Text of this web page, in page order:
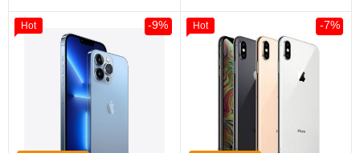
-9%
Hot -7%
Hot